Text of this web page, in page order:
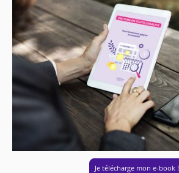
Je télécharge mon e-book !